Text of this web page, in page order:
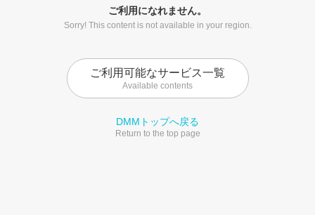
ご利用になれません。
Sorry! This content is not available in your region.
ご利用可能なサービス一覧
Available contents
DMMトップへ戻る
Return to the top page